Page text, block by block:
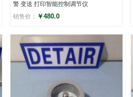
警 变送 打印智能控制调节仪
销售价： ￥480.0
评分
()